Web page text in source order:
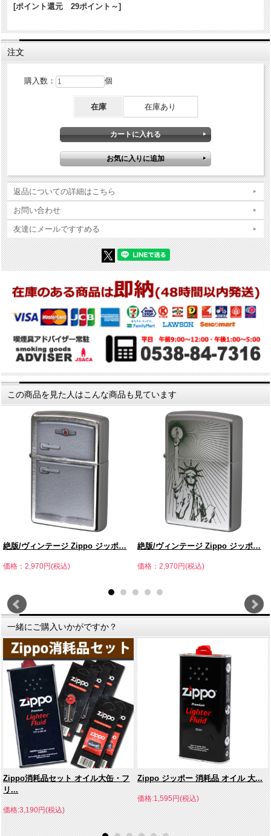
付属品
パッケージ:あり
商品コンディションの詳細な説明
※Zippo本体の底（ボトム）の製造年・月とインサイドユニットの製造
年・月は、一致しない場合がございます。ストックを利用する関係上
ずれが生じます(場合によっては数年)。
※当店では真贋確認の上、簡易クリーニング、フリントの発火ができ
写真やコンディション説明をご確認の上ご購入ください。
[ポイント還元 29ポイント～]
注文
購入数： 個
在庫 在庫あり
返品についての詳細はこちら
お問い合わせ
友達にメールですすめる
この商品を見た人はこんな商品も見ています
絶版/ヴィンテージ Zippo ジッポ…
価格：2,970円(税込)
絶版/ヴィンテージ Zippo ジッポ…
価格：2,970円(税込)
一緒にご購入いかがですか？
Zippo消耗品セット オイル大缶・フ
リ...
価格:3,190円(税込)
Zippo ジッポー 消耗品 オイル 大...
価格:1,595円(税込)